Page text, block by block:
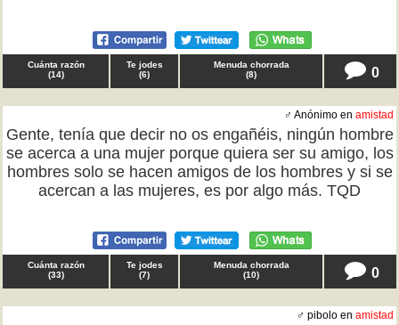
Cuánta razón
(14)
Te jodes
(6)
Menuda chorrada
(8) 0
♂ Anónimo en amistad
Gente, tenía que decir no os engañéis, ningún hombre
se acerca a una mujer porque quiera ser su amigo, los
hombres solo se hacen amigos de los hombres y si se
acercan a las mujeres, es por algo más. TQD
Cuánta razón
(33)
Te jodes
(7)
Menuda chorrada
(10) 0
♂ pibolo en amistad